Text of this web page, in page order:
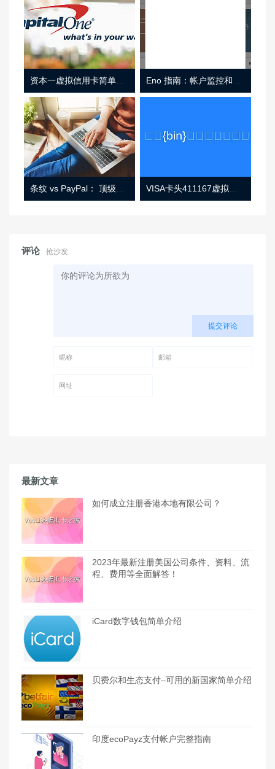
资本一虚拟信用卡简单介绍
条纹 vs PayPal： 顶级功能， 定价 （和更多！ VISA卡头411167虚拟卡基础信息
评论 抢沙发
提交评论
最新文章
如何成立注册香港本地有限公司？
2023年最新注册美国公司条件、资料、流
程、费用等全面解答！
iCard数字钱包简单介绍
贝费尔和生态支付–可用的新国家简单介绍
印度ecoPayz支付帐户完整指南